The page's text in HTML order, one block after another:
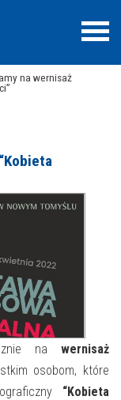
na wernisaż
nawernisaż
osobom, które
“Kobieta